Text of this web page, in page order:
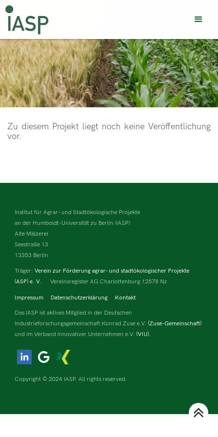
Zu diesem Projekt liegt noch keine Veröffentlichung
vor.
Institut für Agrar- und Stadtökologische Projekte
an der Humboldt-Universität zu Berlin (IASP)
Alte Mälzerei
Seestraße 13
13353 Berlin
Träger: Verein zur Förderung agrar- und stadtökologischer Projekte
(ASP) e. V.
Vereinsregister AG Charlottenburg 12578 Nz
Impressum Datenschutzerklärung Kontakt
Das IASP ist aktives Mitglied in der Deutschen
Industrieforschungsgemeinschaft Konrad Zuse e.V. (Zuse-Gemeinschaft)
und im Verband Innovativer Unternehmen e.V. (VIU).
Copyright © 2024 IASP. All rights reserved.